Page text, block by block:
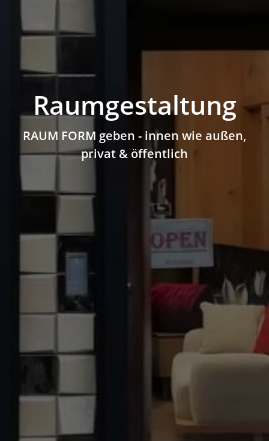
Raumgestaltung
RAUM FORM geben - innen wie außen,
privat & öffentlich